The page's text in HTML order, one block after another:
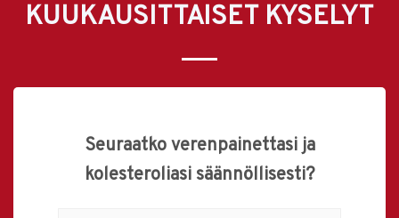
KUUKAUSITTAISET KYSELYT
Seuraatko verenpainettasi ja
kolesteroliasi säännöllisesti?